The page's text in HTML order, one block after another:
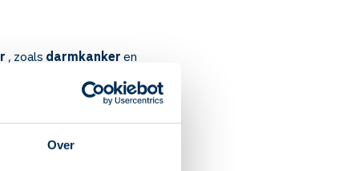
Over
, zoals darmkankeren
als andere medicijnen